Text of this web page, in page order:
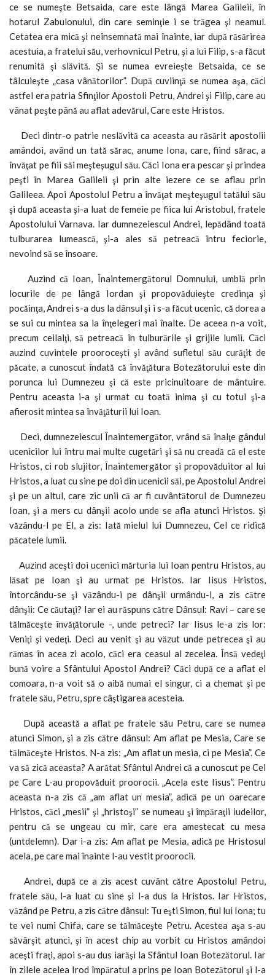
ce se numeşte Betsaida, care este lângă Marea Galileii, în
hotarul Zabulonului, din care seminţie i se trăgea şi neamul.
Cetatea era mică şi neînsemnată mai înainte, iar după răsărirea
acestuia, a fratelui său, verhovnicul Petru, şi a lui Filip, s-a făcut
renumită şi slăvită. Şi se numea evreieşte Betsaida, ce se
tâlcuieşte „casa vânătorilor”. După cuviinţă se numea aşa, căci
astfel era patria Sfinţilor Apostoli Petru, Andrei şi Filip, care au
vânat peşte până au aflat adevărul, Care este Hristos.
Deci dintr-o patrie neslăvită ca aceasta au răsărit apostolii
amândoi, având un tată sărac, anume Iona, care, fiind sărac, a
învăţat pe fiii săi meşteşugul său. Căci Iona era pescar şi prindea
peşti în Marea Galileii şi prin alte iezere ce se aflau prin
Galileea. Apoi Apostolul Petru a învăţat meşteşugul tatălui său
şi după aceasta şi-a luat de femeie pe fiica lui Aristobul, fratele
Apostolului Varnava. Iar dumnezeiescul Andrei, lepădând toată
tulburarea lumească, şi-a ales să petreacă întru feciorie,
nevoind să se însoare.
Auzind că Ioan, Înaintemergătorul Domnului, umblă prin
locurile de pe lângă Iordan şi propovăduieşte credinţa şi
pocăinţa, Andrei s-a dus la dânsul şi i s-a făcut ucenic, că dorea a
se sui cu mintea sa la înţelegeri mai înalte. De aceea n-a voit,
precum ceilalţi, să petreacă în tulburările şi grijile lumii. Căci
auzind cuvintele prooroceşti şi având sufletul său curăţit de
păcate, a cunoscut îndată că învăţătura Botezătorului este din
porunca lui Dumnezeu şi că este pricinuitoare de mântuire.
Pentru aceasta i-a şi urmat cu toată inima şi cu totul şi-a
afierosit mintea sa învăţăturii lui Ioan.
Deci, dumnezeiescul Înaintemergător, vrând să înalţe gândul
ucenicilor lui întru mai multe cugetări şi să nu creadă că el este
Hristos, ci rob slujitor, Înaintemergător şi propovăduitor al lui
Hristos, a luat cu sine pe doi din ucenicii săi, pe Apostolul Andrei
şi pe un altul, care zic unii că ar fi cuvântătorul de Dumnezeu
Ioan, şi a mers cu dânşii acolo unde se afla atunci Hristos. Şi
văzându-l pe El, a zis: Iată mielul lui Dumnezeu, Cel ce ridică
păcatele lumii.
Auzind aceşti doi ucenici mărturia lui Ioan pentru Hristos, au
lăsat pe Ioan şi au urmat pe Hristos. Iar Iisus Hristos,
întorcându-se şi văzându-i pe dânşii urmându-l, a zis către
dânşii: Ce căutaţi? Iar ei au răspuns către Dânsul: Ravi – care se
tălmăceşte învăţătorule -, unde petreci? Iar Iisus le-a zis lor:
Veniţi şi vedeţi. Deci au venit şi au văzut unde petrecea şi au
rămas în acea zi acolo, căci era ceasul al zecelea. Însă vedeţi
bună voire a Sfântului Apostol Andrei? Căci după ce a aflat el
comoara, n-a voit să o aibă numai el singur, ci a chemat şi pe
fratele său, Petru, spre câştigarea acesteia.
După această a aflat pe fratele său Petru, care se numea
atunci Simon, şi a zis către dânsul: Am aflat pe Mesia, Care se
tălmăceşte Hristos. N-a zis: „Am aflat un mesia, ci pe Mesia”. Ce
va să zică aceasta? A arătat Sfântul Andrei că a cunoscut pe Cel
pe Care L-au propovăduit proorocii. „Acela este Iisus”. Pentru
aceasta n-a zis că „am aflat un mesia”, adică pe un oarecare
Hristos, căci „mesii” şi „hristoşi” se numeau şi împăraţii iudeilor,
pentru că se ungeau cu mir, care era amestecat cu mesa
(untdelemn). Dar i-a zis: Am aflat pe Mesia, adică pe Hristosul
acela, pe care mai înainte l-au vestit proorocii.
Andrei, după ce a zis acest cuvânt către Apostolul Petru,
fratele său, l-a luat cu sine şi l-a dus la Hristos. Iar Hristos,
văzând pe Petru, a zis către dânsul: Tu eşti Simon, fiul lui Iona; tu
te vei numi Chifa, care se tălmăceşte Petru. Acestea aşa s-au
săvârşit atunci, şi în acest chip au vorbit cu Hristos amândoi
aceşti fraţi, apoi s-au dus iarăşi la Sfântul Ioan Botezătorul. Iar
în zilele acelea Irod împăratul a prins pe Ioan Botezătorul şi l-a